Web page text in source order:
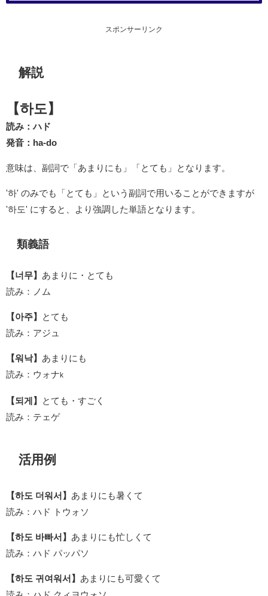
スポンサーリンク
解説
【하도】
読み：ハド
発音：ha-do
意味は、副詞で「あまりにも」「とても」となります。
'하' のみでも「とても」という副詞で用いることができますが
'하도' にすると、より強調した単語となります。
類義語
【너무】 あまりに・とても
読み：ノム
【아주】
とても
読み：アジュ
【워낙】 あまりにも
読み：ウォナ k
【되게】
とても・すごく
読み：テェゲ
活用例
【하도 더워서】 あまりにも暑くて
読み：ハド トウォソ
【하도 바빠서】 あまりにも忙しくて
読み：ハド パッパソ
【하도 귀여워서】 あまりにも可愛くて